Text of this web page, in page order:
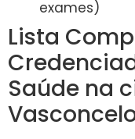
exames)
Lista
Saúde na